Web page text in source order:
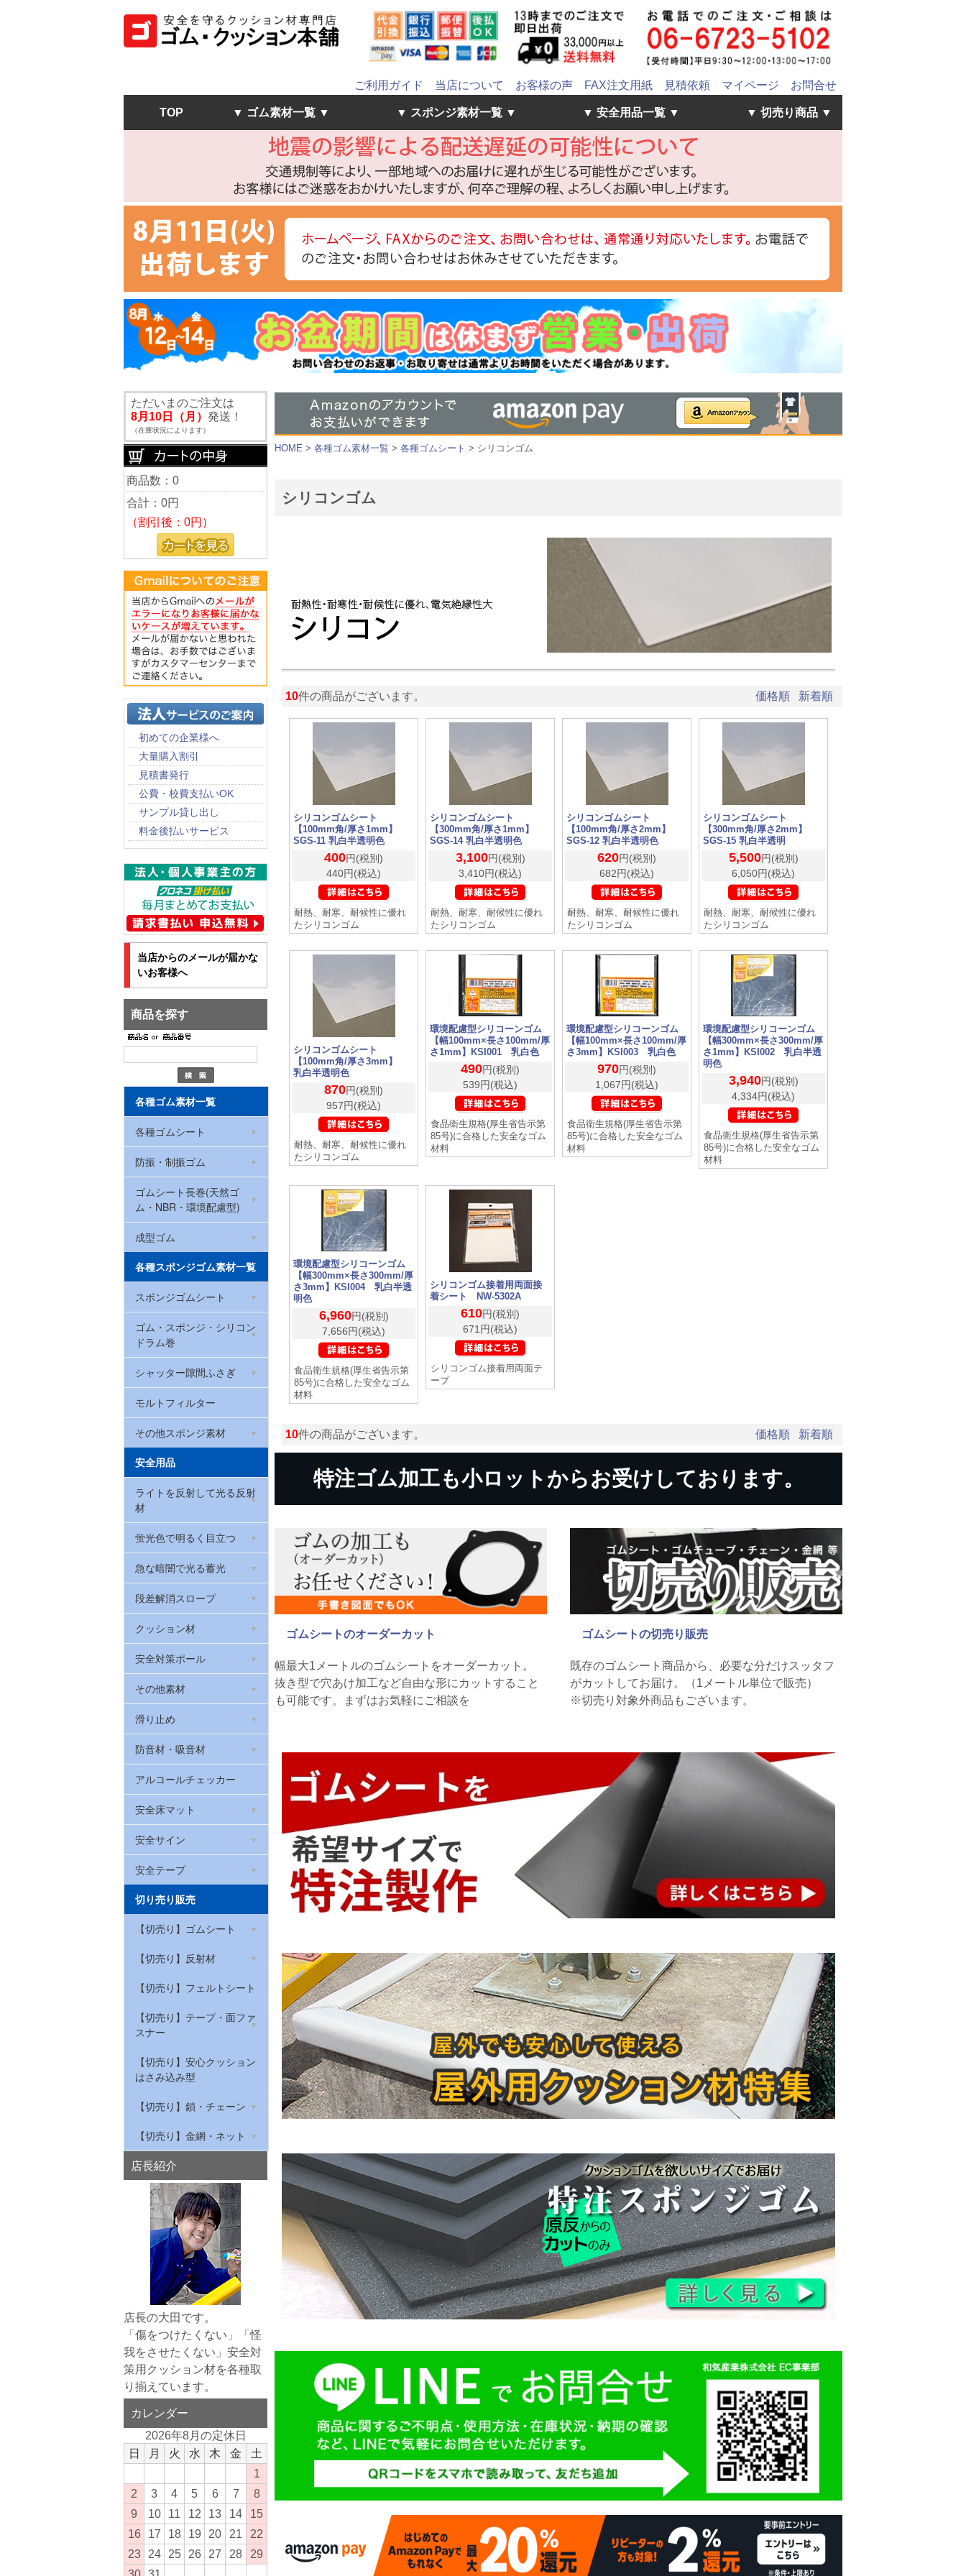
ご利用ガイド 当店について お客様の声 FAX注文用紙 見積依頼 マイページ お問合せ
TOP ▼ ゴム素材一覧 ▼ ▼ スポンジ素材一覧 ▼ ▼ 安全用品一覧 ▼ ▼ 切売り商品 ▼
ただいまのご注文は
8月10日（月） 発送！
（在庫状況によります）
商品数：0
合計： 0円
（割引後：0円）
初めての企業様へ
大量購入割引
見積書発行
公費・校費支払いOK
サンプル貸し出し
料金後払いサービス
当店からのメールが届かな
いお客様へ
商品を探す
各種ゴム素材一覧
各種ゴムシート
環境配慮型ゴムシート
(RoHS2対応)
NBRゴム(ニトリルゴム)
CRゴム(クロロプレン)
天然ゴム
クッションラバー
ウレタンゴム
マグネットゴム
EPDMゴム
シリコンゴム
ゴム素材用接着剤
天然ゴムシート 厚さ
0.5mm
天然ゴムシート 厚さ1mm
天然ゴムシート 厚さ3mm
天然ゴムシート 厚さ5mm
天然ゴムシート 厚さ2mm
滑り止めゴムシート
ブチルゴム
防振・制振ゴム
ハイパー防振ゴムマット
防振ゴム
ハイパー防振ゴムマット
(洗濯機・冷蔵庫用)
制振ゴム(ハネナイト)
W波ゴムクッション
防振・滑り止めゲル
ゴムシート長巻(天然ゴ
ム・NBR・環境配慮型)
厚さ0.5mm
厚さ1mm
厚さ2mm
厚さ3mm
厚さ5mm
厚さ0.2mm
厚さ0.3mm
成型ゴム
ゴムストッパー
防振クッションゴム(筒状)
ゴム栓
Oリング(オーリング・パッ
キン)
戸当たりゴム・カーストッ
パー(ゴムクッション)
戸当たりゴム(Rohs対応)
当たりゴム・バンパーガー
ド
各種スポンジゴム素材一覧
スポンジゴムシート
EPDMスポンジゴム
天然ゴム系スポンジゴム
スリムフレックス(ポロン
スポンジ)
ウレタンフォーム
低反発ウレタンフォーム
ウレタンチップクッション
環境配慮型スポンジゴム
(RoHS2対応)
高耐久スポンジシート
PEスポンジシート
ゴム・スポンジ・シリコン
ドラム巻
トンネンルゴム
シャッター隙間ふさぎ
シャッター取っ手
モルトフィルター
その他スポンジ素材
カラーシート
カラフルスポンジ
カラーポリエチレンシート
バックアップ材
安全用品
ライトを反射して光る反射
材
反射リフレクター
反射テープ
反射マグネットシート
衣類・布用反射フィルム
反射メッセージプレート
反射腕章(腕バンド)
黒い反射
蛍光色で明るく目立つ
蛍光テープ
蛍光マグネットシート
急な暗闇で光る蓄光
蓄光避難誘導ステッカー
光る!階段滑り止め
蓄光テープ
高輝度蓄光テープ
光る!階段滑り止め スーパ
ーアルファ・フラッシュ
貼ってはがせる蓄光テープ
段差解消スロープ
室内用段差解消スロープ
屋外用段差解消スロープ
高段差スポンジスロープ
クッション材
安心クッション(コーナー
ガード)
セーフティクッション
台車用やわらかバンパーク
ッション
台車用グリップ
壁用プロテクター
やわらかグリップ
ロボット掃除機の傷防止
安全対策ポール
車止めやわらかゴムポール
ベルト付きポール
カラープラポール
その他素材
照明反射材
滑り止め
ソフトクッション
室内用階段すべり止め
屋外用すべり止めテープ
滑り止めシート
厚手滑り止めシート
屋内用すべり止めテープ
お風呂用透明すべり止めテ
防音材・吸音材
吸音材「QonPET(キュー
オンペット)」
制振シート
遮音シート
吸音パッド・吸音フェルト
アルミテープ
アルコールチェッカー
安全床マット
滑り止めクッションマッ
ト メガマット
はがせるフェルトシート
足腰マット
ト・軽トラック荷台マッ
水切り安全歩行マット
安全サイン
コーン標示カバー
コーンバー用サイン
サインキャップ
反射標識ステッカー
穴あきコーン
安全テープ
やわらかトラテープ
屋内用ラインテープ ライ
切り売り販売
【切売り】ゴムシート
【切売り】天然ゴムシート
【切売り】NBRゴムシート
【切売り】環境配慮型ゴム
シート
【切売り】滑り止めゴム
スポンジチューブ・溝ゴム
【切売り】反射材
リフレクター
衣類・布用反射材
【切売り】フェルトシート
【切売り】テープ・面ファ
スナー
綿テープ
【切売り】安心クッション
はさみ込み型
【切売り】鎖・チェーン
鉄チェーン
ステンレスチェーン
アルミチェーン
プラスチックチェーン
【切売り】金網・ネット
亀甲金網
平織金網
店長紹介
店長の大田です。
「傷をつけたくない」「怪
我をさせたくない」安全対
策用クッション材を各種取
り揃えています。
カレンダー
2026年8月の定休日
日
月 火 水 木 金
土
1
2
3 4 5 6 7
8
9
10 11 12 13 14
15
16
17 18 19 20 21
22
23
24 25 26 27 28
29
HOME > 各種ゴム素材一覧 > 各種ゴムシート > シリコンゴム
シリコンゴム
10件の商品がございます。 価格順 新着順
シリコンゴムシート
【100mm角/厚さ1mm】
SGS-11 乳白半透明色
400円(税別)
440円(税込)
耐熱、耐寒、耐候性に優れ
たシリコンゴム
シリコンゴムシート
【300mm角/厚さ1mm】
SGS-14 乳白半透明色
3,100円(税別)
3,410円(税込)
耐熱、耐寒、耐候性に優れ
たシリコンゴム
シリコンゴムシート
【100mm角/厚さ2mm】
SGS-12 乳白半透明色
620円(税別)
682円(税込)
耐熱、耐寒、耐候性に優れ
たシリコンゴム
シリコンゴムシート
【300mm角/厚さ2mm】
SGS-15 乳白半透明
5,500円(税別)
6,050円(税込)
耐熱、耐寒、耐候性に優れ
たシリコンゴム
シリコンゴムシート
【100mm角/厚さ3mm】
乳白半透明色
870円(税別)
957円(税込)
耐熱、耐寒、耐候性に優れ
たシリコンゴム
環境配慮型シリコーンゴム
【幅100mm×長さ100mm/厚
さ1mm】KSI001 乳白色
490円(税別)
539円(税込)
食品衛生規格(厚生省告示第
85号)に合格した安全なゴム
材料
環境配慮型シリコーンゴム
【幅100mm×長さ100mm/厚
さ3mm】KSI003 乳白色
970円(税別)
1,067円(税込)
食品衛生規格(厚生省告示第
85号)に合格した安全なゴム
材料
環境配慮型シリコーンゴム
【幅300mm×長さ300mm/厚
さ1mm】KSI002 乳白半透
明色
3,940円(税別)
4,334円(税込)
食品衛生規格(厚生省告示第
85号)に合格した安全なゴム
材料
環境配慮型シリコーンゴム
【幅300mm×長さ300mm/厚
さ3mm】KSI004 乳白半透
明色
6,960円(税別)
7,656円(税込)
食品衛生規格(厚生省告示第
85号)に合格した安全なゴム
材料
シリコンゴム接着用両面接
着シート NW-5302A
610円(税別)
671円(税込)
シリコンゴム接着用両面テ
ープ
10件の商品がございます。 価格順 新着順
特注ゴム加工も小ロットからお受けしております。
ゴムシートのオーダーカット
幅最大1メートルのゴムシートをオーダーカット。
抜き型で穴あけ加工など自由な形にカットすること
も可能です。まずはお気軽にご相談を
ゴムシートの切売り販売
既存のゴムシート商品から、必要な分だけスッタフ
がカットしてお届け。（1メートル単位で販売）
※切売り対象外商品もございます。